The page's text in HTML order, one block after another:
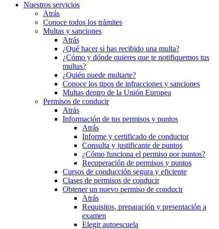
Nuestros servicios
Atrás
Conoce todos los trámites
Multas y sanciones
Atrás
¿Qué hacer si has recibido una multa?
¿Cómo y dónde quieres que te notifiquemos tus
multas?
¿Quién puede multarte?
Conoce los tipos de infracciones y sanciones
Multas dentro de la Unión Europea
Permisos de conducir
Atrás
Información de tus permisos y puntos
Atrás
Informe y certificado de conductor
Consulta y justificante de puntos
¿Cómo funciona el permiso por puntos?
Recuperación de permisos y puntos
Cursos de conducción segura y eficiente
Clases de permisos de conducir
Obtener un nuevo permiso de conducir
Atrás
Requisitos, preparación y presentación a
examen
Elegir autoescuela